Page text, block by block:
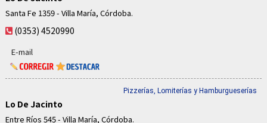
Santa Fe 1359 - Villa María, Córdoba.
(0353) 4520990
E-mail
Pizzerías, Lomiterías y Hamburgueserías
Lo De Jacinto
Entre Ríos 545 - Villa María, Córdoba.